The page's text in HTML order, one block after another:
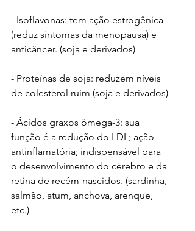
- Isoflavonas: tem ação estrogênica
(reduz sintomas da menopausa) e
anticâncer. (soja e derivados)
- Proteínas de soja: reduzem níveis
de colesterol ruim (soja e derivados)
- Ácidos graxos ômega-3: sua
função é a redução do LDL; ação
antinflamatória; indispensável para
o desenvolvimento do cérebro e da
retina de recém-nascidos. (sardinha,
salmão, atum, anchova, arenque,
etc.)